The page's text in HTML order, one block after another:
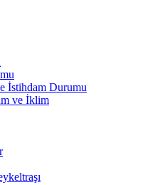
İstihdam Durumu
ve İklim